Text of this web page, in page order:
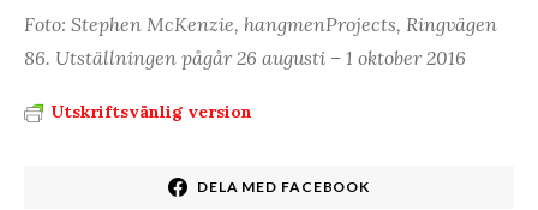
Foto: Stephen McKenzie, hangmenProjects, Ringvägen
86. Utställningen pågår 26 augusti – 1 oktober 2016
Utskriftsvänlig version
DELA MED FACEBOOK